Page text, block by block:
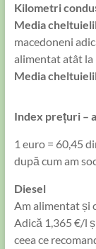
Kilometri
Media
macedoneni
alimentat atât la
Media
Index prețuri –
1 euro = 60,45
după cum am
Diesel
Am alimentat și
Adică 1,365 €/l
ceea ce